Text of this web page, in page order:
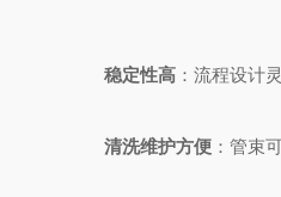
稳定性高 ：流程设计
清洗维护方便 ：管束